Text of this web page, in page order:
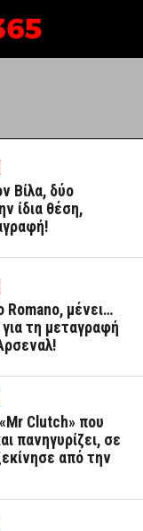
Βίλα, δύο
ίδια θέση,
Romano, μένει…
τη μεταγραφή
Clutch» που
πανηγυρίζει, σε
από την